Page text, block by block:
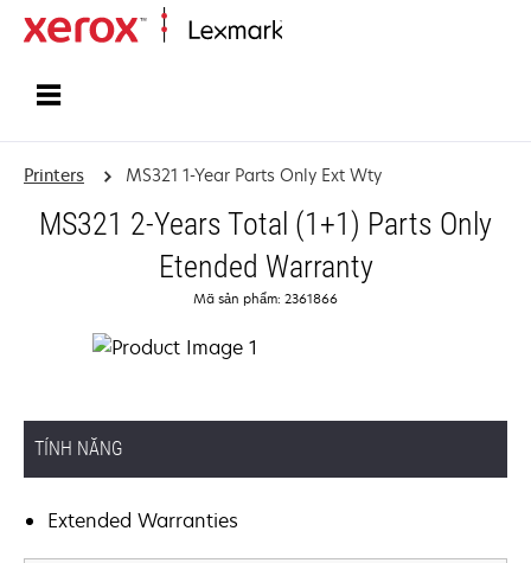
Printers MS321 1-Year Parts Only Ext Wty
MS321 2-Years Total (1+1) Parts Only
Etended Warranty
Mã sản phẩm: 2361866
TÍNH NĂNG
Extended Warranties